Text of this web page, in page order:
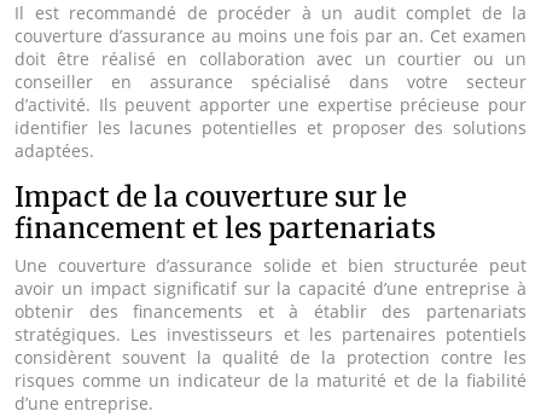
Il est recommandé de procéder à un audit complet de la
couverture d’assurance au moins une fois par an. Cet examen
doit être réalisé en collaboration avec un courtier ou un
conseiller en assurance spécialisé dans votre secteur
d’activité. Ils peuvent apporter une expertise précieuse pour
identifier les lacunes potentielles et proposer des solutions
adaptées.
Impact de la couverture sur le
financement et les partenariats
Une couverture d’assurance solide et bien structurée peut
avoir un impact significatif sur la capacité d’une entreprise à
obtenir des financements et à établir des partenariats
stratégiques. Les investisseurs et les partenaires potentiels
considèrent souvent la qualité de la protection contre les
risques comme un indicateur de la maturité et de la fiabilité
d’une entreprise.